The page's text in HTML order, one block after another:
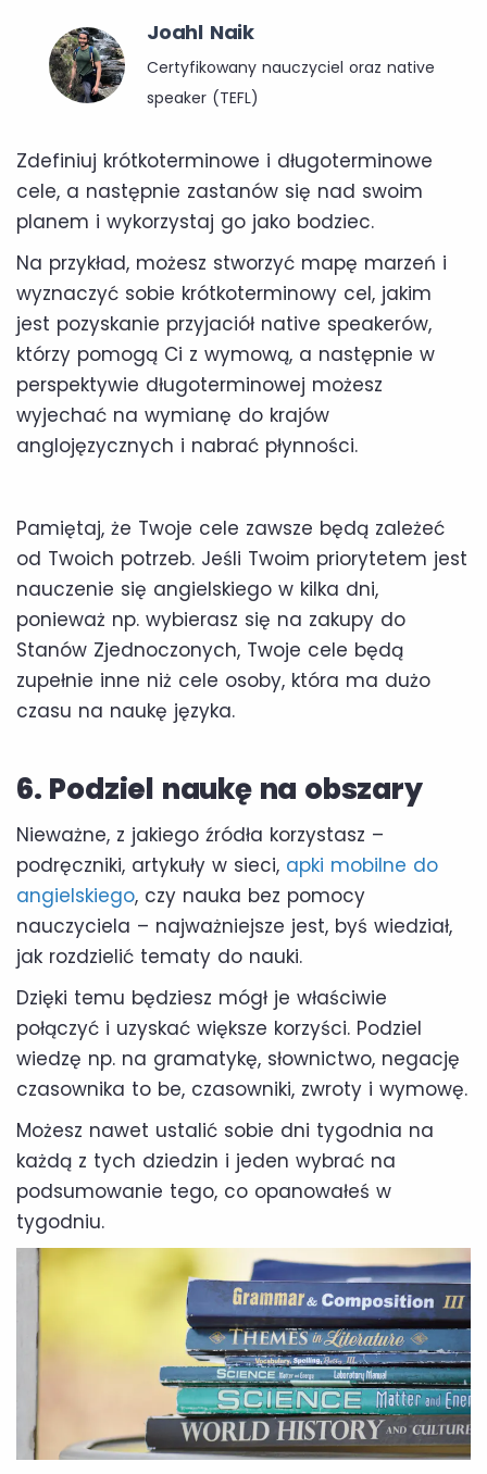
Joahl Naik
Certyfikowany nauczyciel oraz native
speaker (TEFL)
Zdefiniuj krótkoterminowe i długoterminowe
cele, a następnie zastanów się nad swoim
planem i wykorzystaj go jako bodziec.
Na przykład, możesz stworzyć mapę marzeń i
wyznaczyć sobie krótkoterminowy cel, jakim
jest pozyskanie przyjaciół native speakerów,
którzy pomogą Ci z wymową, a następnie w
perspektywie długoterminowej możesz
wyjechać na wymianę do krajów
anglojęzycznych i nabrać płynności.
Pamiętaj, że Twoje cele zawsze będą zależeć
od Twoich potrzeb. Jeśli Twoim priorytetem jest
nauczenie się angielskiego w kilka dni,
ponieważ np. wybierasz się na zakupy do
Stanów Zjednoczonych, Twoje cele będą
zupełnie inne niż cele osoby, która ma dużo
czasu na naukę języka.
6. Podziel naukę na obszary
Nieważne, z jakiego źródła korzystasz –
podręczniki, artykuły w sieci, apki mobilne do
angielskiego, czy nauka bez pomocy
nauczyciela – najważniejsze jest, byś wiedział,
jak rozdzielić tematy do nauki.
Dzięki temu będziesz mógł je właściwie
połączyć i uzyskać większe korzyści. Podziel
wiedzę np. na gramatykę, słownictwo, negację
czasownika to be, czasowniki, zwroty i wymowę.
Możesz nawet ustalić sobie dni tygodnia na
każdą z tych dziedzin i jeden wybrać na
podsumowanie tego, co opanowałeś w
tygodniu.